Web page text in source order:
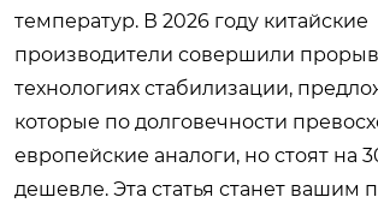
температур. В 2026 году китайские
производители совершили
технологиях стабилизации,
которые по долговечности
европейские аналоги, но стоят на
дешевле. Эта статья станет вашим